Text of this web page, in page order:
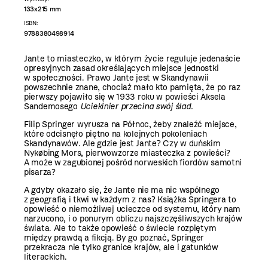
133x215 mm
ISBN:
9788380498914
Jante to miasteczko, w którym życie reguluje jedenaście
opresyjnych zasad określających miejsce jednostki
w społeczności. Prawo Jante jest w Skandynawii
powszechnie znane, chociaż mało kto pamięta, że po raz
pierwszy pojawiło się w 1933 roku w powieści Aksela
Sandemosego Uciekinier przecina swój ślad.
Filip Springer wyrusza na Północ, żeby znaleźć miejsce,
które odcisnęło piętno na kolejnych pokoleniach
Skandynawów. Ale gdzie jest Jante? Czy w duńskim
Nykøbing Mors, pierwowzorze miasteczka z powieści?
A może w zagubionej pośród norweskich fiordów samotni
pisarza?
A gdyby okazało się, że Jante nie ma nic wspólnego
z geografią i tkwi w każdym z nas? Książka Springera to
opowieść o niemożliwej ucieczce od systemu, który nam
narzucono, i o ponurym obliczu najszczęśliwszych krajów
świata. Ale to także opowieść o świecie rozpiętym
między prawdą a fikcją. By go poznać, Springer
przekracza nie tylko granice krajów, ale i gatunków
literackich.